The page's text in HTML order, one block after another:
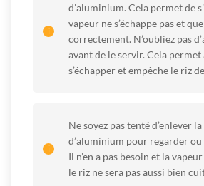
d’aluminium. Cela permet de
vapeur ne s’échappe pas et
correctement. N’oubliez pas
avant de le servir. Cela permet
s’échapper et empêche le riz
Ne soyez pas tenté d’enlever
d’aluminium pour regarder
Il n’en a pas besoin et la
le riz ne sera pas aussi bien